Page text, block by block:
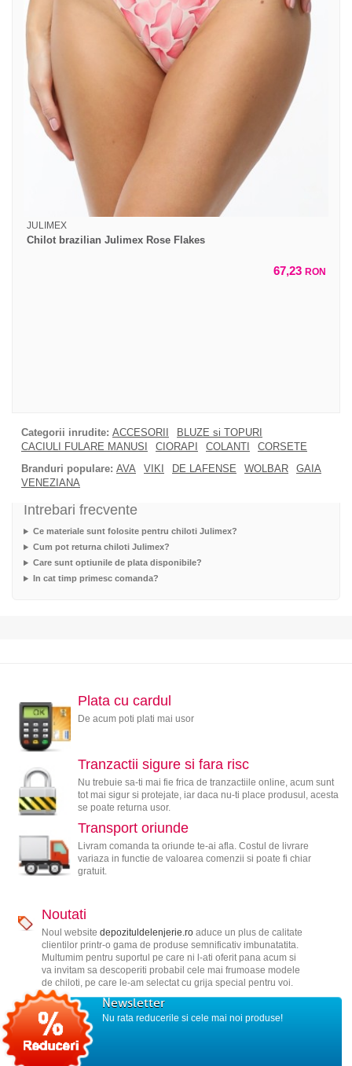
JULIMEX
Chilot brazilian Julimex Rose Flakes
67,23 RON
Categorii inrudite: ACCESORII
BLUZE si TOPURI
CACIULI FULARE MANUSI
CIORAPI COLANTI
CORSETE
Branduri populare: AVA VIKI DE LAFENSE WOLBAR
GAIA
VENEZIANA
Intrebari frecvente
Ce materiale sunt folosite pentru chiloti Julimex?
Cum pot returna chiloti Julimex?
Care sunt optiunile de plata disponibile?
In cat timp primesc comanda?
Plata cu cardul
De acum poti plati mai usor
Tranzactii sigure si fara risc
Nu trebuie sa-ti mai fie frica de tranzactiile online, acum sunt
tot mai sigur si protejate, iar daca nu-ti place produsul, acesta
se poate returna usor.
Transport oriunde
Livram comanda ta oriunde te-ai afla. Costul de livrare
variaza in functie de valoarea comenzii si poate fi chiar
gratuit.
Noutati
Noul website depozituldelenjerie.roaduce un plus de calitate
clientilor printr-o gama de produse semnificativ imbunatatita.
Multumim pentru suportul pe care ni l-ati oferit pana acum si
va invitam sa descoperiti probabil cele mai frumoase modele
de chiloti, pe care le-am selectat cu grija special pentru voi.
Newsletter
Nu rata reducerile si cele mai noi produse!